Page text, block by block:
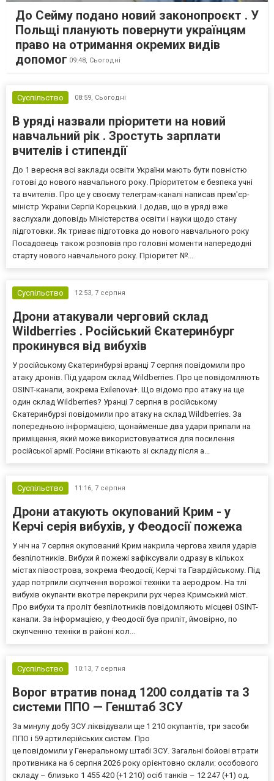
До Сейму подано новий законопроєкт . У
Польщі планують повернути українцям
право на отримання окремих видів
допомог 09:48, Сьогодні
Суспільство 08:59, Сьогодні
В уряді назвали пріоритети на новий
навчальний рік . Зростуть зарплати
вчителів і стипендії
До 1 вересня всі заклади освіти України мають бути повністю
готові до нового навчального року. Пріоритетом є безпека учні
та вчителів. Про це у своєму телеграм-каналі написав прем'єр-
міністр України Сергій Корецький. І додав, що в уряді вже
заслухали доповідь Міністерства освіти і науки щодо стану
підготовки. Як триває підготовка до нового навчального року
Посадовець також розповів про головні моменти напередодні
старту нового навчального року. Пріоритет №...
Суспільство 12:53, 7 серпня
Дрони атакували черговий склад
Wildberries . Російський Єкатеринбург
прокинувся від вибухів
У російському Єкатеринбурзі вранці 7 серпня повідомили про
атаку дронів. Під ударом склад Wildberries. Про це повідомляють
OSINT-канали, зокрема Exilenova+. Що відомо про атаку на ще
один склад Wildberries? Уранці 7 серпня в російському
Єкатеринбурзі повідомили про атаку на склад Wildberries. За
попередньою інформацією, щонайменше два удари припали на
приміщення, який може використовуватися для посилення
російської армії. Росіяни втікають зі складу після а...
Суспільство 11:16, 7 серпня
Дрони атакують окупований Крим - у
Керчі серія вибухів, у Феодосії пожежа
У ніч на 7 серпня окупований Крим накрила чергова хвиля ударів
безпілотників. Вибухи й пожежі зафіксували одразу в кількох
містах півострова, зокрема Феодосії, Керчі та Гвардійському. Під
удар потрпили скупчення ворожої техніки та аеродром. На тлі
вибухів окупанти вкотре перекрили рух через Кримський міст.
Про вибухи та проліт безпілотників повідомляють місцеві OSINT-
канали. За інформацією, у Феодосії був приліт, ймовірно, по
скупченню техніки в районі кол...
Суспільство 10:13, 7 серпня
Ворог втратив понад 1200 солдатів та 3
системи ППО — Генштаб ЗСУ
За минулу добу ЗСУ ліквідували ще 1 210 окупантів, три засоби
ППО і 59 артилерійських систем. Про
це повідомили у Генеральному штабі ЗСУ. Загальні бойові втрати
противника на 6 серпня 2026 року орієнтовно склали: особового
складу – близько 1 455 420 (+1 210) осіб танків – 12 247 (+1) од.